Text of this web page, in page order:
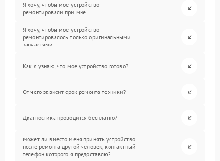
Я хочу, чтобы мое устройство
ремонтировали при мне.
Я хочу, чтобы мое устройство
ремонтировалось только оригинальными
запчастями.
Как я узнаю, что мое устройство готово?
От чего зависит срок ремонта техники?
Диагностика проводится бесплатно?
Может ли вместо меня принять устройство
после ремонта другой человек, контактный
телефон которого я предоставлю?